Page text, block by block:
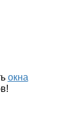
окна